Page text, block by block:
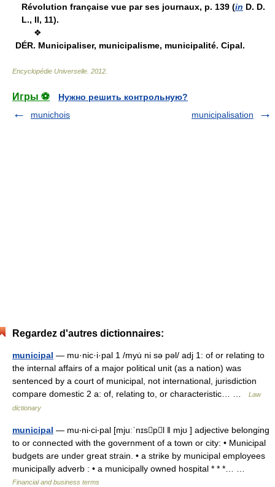
Révolution française vue par ses journaux, p. 139 (in D. D.
L., II, 11).
❖
DÉR. Municipaliser, municipalisme, municipalité. Cipal.
Encyclopédie Universelle 2012
Игры ⚽
Нужно решить контрольную?
munichois
municipalisation
Regardez d'autres dictionnaires:
municipal — mu·nic·i·pal 1 /myu̇ ni sə pəl/ adj 1: of or relating to
the internal affairs of a major political unit (as a nation) was
sentenced by a court of municipal, not international, jurisdiction
compare domestic 2 a: of, relating to, or characteristic… …
Law
dictionary
municipal — mu‧ni‧ci‧pal [mjuːˈnɪspl ǁ mjʊ ] adjective belonging
to or connected with the government of a town or city: • Municipal
budgets are under great strain. • a strike by municipal employees
municipally adverb : • a municipally owned hospital * * *… …
Financial and business terms